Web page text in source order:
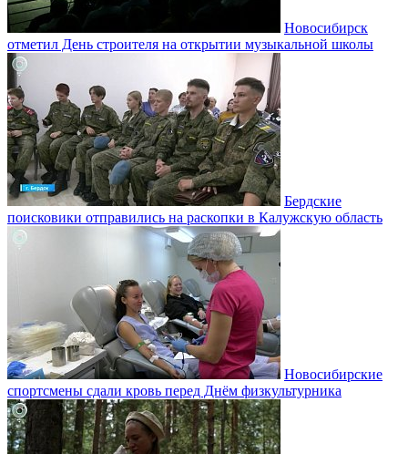
Новосибирск
отметил День строителя на открытии музыкальной школы
Бердские
поисковики отправились на раскопки в Калужскую область
Новосибирские
спортсмены сдали кровь перед Днём физкультурника